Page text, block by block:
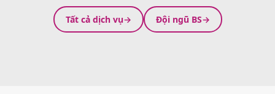
Tất cả dịch vụ Đội ngũ BS